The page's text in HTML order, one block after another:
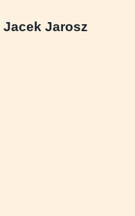
Jacek Jarosz